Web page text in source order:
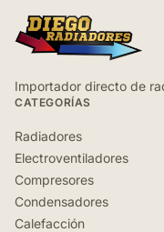
Importador directo de
CATEGORÍAS
Radiadores
Electroventiladores
Compresores
Condensadores
Calefacción